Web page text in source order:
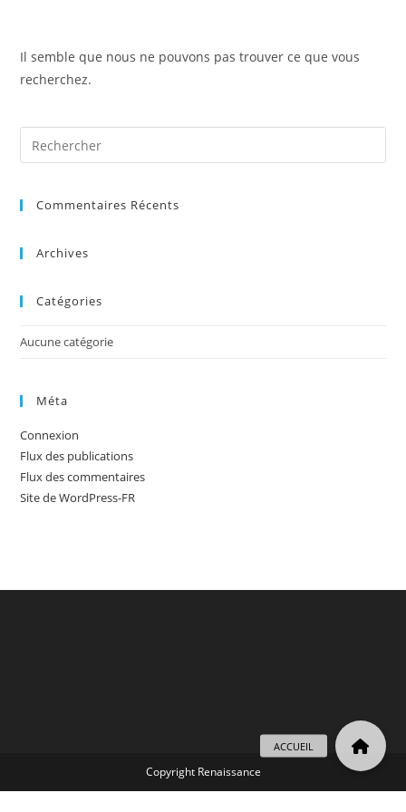
contentIl semble que nous ne pouvons pas trouver ce que vous
recherchez.
Commentaires Récents
Archives
Catégories
Aucune catégorie
Méta
Connexion
Flux des publications
Flux des commentaires
Site de WordPress-FR
Copyright Renaissance